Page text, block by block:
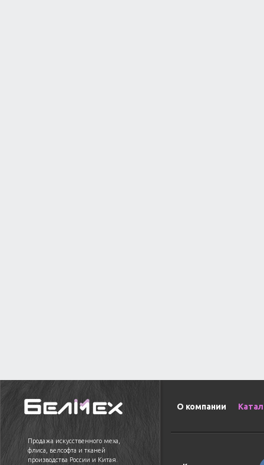
Продажа искусственного меха,
флиса, велсофта и тканей
производства России и Китая.
О компании